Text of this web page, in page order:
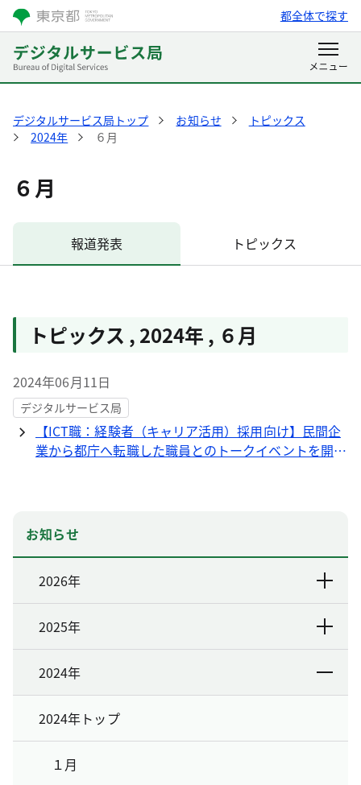
都全体で探す
デジタルサービス局トップ お知らせ
トピックス
2024年
６月
６月
報道発表 トピックス
トピックス , 2024年 , ６月
2024年06月11日
デジタルサービス局
【ICT職：経験者（キャリア活用）採用向け】民間企
業から都庁へ転職した職員とのトークイベントを開催
お知らせ
2026年
2025年
2024年
2024年トップ
１月